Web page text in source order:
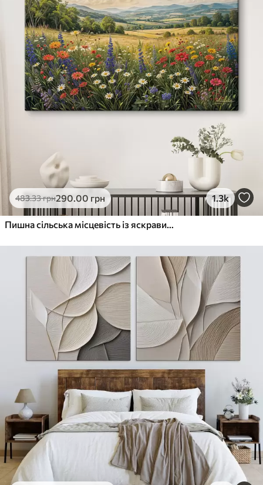
483.33грн290.00 грн 1.3k
Пишна сільська місцевість із яскравим лугом диких квітів, наповненим різнокольоровими квітами під хмарним небом